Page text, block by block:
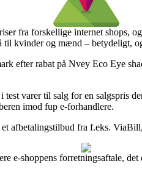
fra forskellige internet shops,
til kvinder og mænd – betydeligt,
efter rabat på Nvey Eco Eye
varer til salg for en
imod fup e-forhandlere.
afbetalingstilbud fra f.eks.
e-shoppens forretningsaftale,